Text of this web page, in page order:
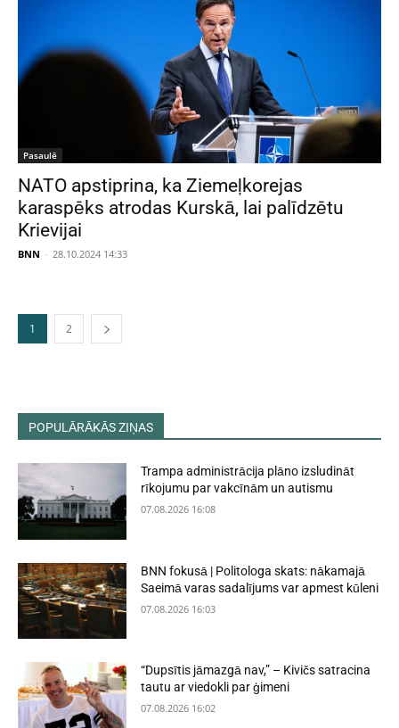
Pasaulē
NATO apstiprina, ka Ziemeļkorejas
karaspēks atrodas Kurskā, lai palīdzētu
Krievijai
BNN - 28.10.2024 14:33
1 2
POPULĀRĀKĀS ZIŅAS
Trampa administrācija plāno izsludināt
rīkojumu par vakcīnām un autismu
07.08.2026 16:08
BNN fokusā | Politologa skats: nākamajā
Saeimā varas sadalījums var apmest kūleni
07.08.2026 16:03
“Dupsītis jāmazgā nav,” – Kivičs satracina
tautu ar viedokli par ģimeni
07.08.2026 16:02